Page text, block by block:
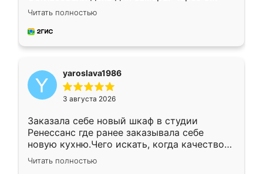
недели кухня была уже готова. Остались
довольны работой. Спасибо Ренессанс
мебель за качественную работу!
Читать полностью
yaroslava1986
3 августа 2026
Заказала себе новый шкаф в студии
Ренессанс где ранее заказывала себе
новую кухню.Чего искать, когда качеством
вполне довольна. Служит кухня уже почти
два года, нареканий нет.
Читать полностью